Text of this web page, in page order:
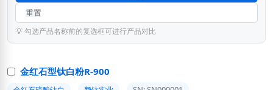
重置
💡 勾选产品名称前的复选框可进行产品对比
金红石型钛白粉R-900